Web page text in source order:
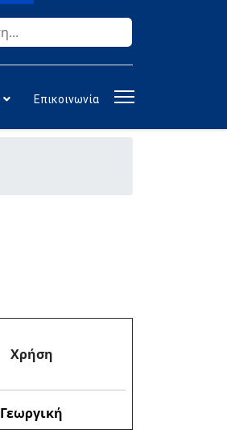
Επικοινωνία
Χρήση
Γεωργική